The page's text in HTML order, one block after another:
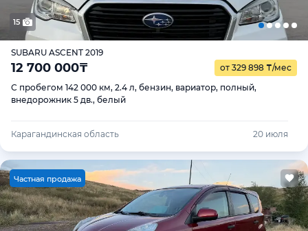
15
SUBARU ASCENT 2019
12 700 000₸ от 329 898 ₸/мес
С пробегом 142 000 км, 2.4 л, бензин, вариатор, полный,
внедорожник 5 дв., белый
Карагандинская область 20 июля
Частная продажа